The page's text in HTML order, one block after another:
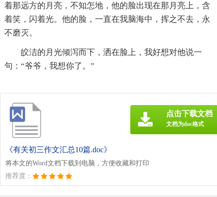
着那远方的月亮，不知怎地，他的脸出现在那月亮上，含
着笑，闪着光。他的脸，一直在我脑海中，挥之不去，永
不磨灭。
皎洁的月光倾泻而下，洒在脸上，我好想对他说一
句：“爷爷，我想你了。”
《有关初三作文汇总10篇.doc》
将本文的Word文档下载到电脑，方便收藏和打印
推荐度：
点击下载文档
文档为doc格式